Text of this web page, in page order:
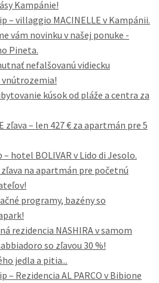
Kampánie!
– villaggio MACINELLE v Kampánii.
vám novinku v našej ponuke -
Pineta.
nefalšovanú vidiecku
kúsok od pláže a centra za
zľava – len 427 € za apartmán pre 5
– hotel BOLIVAR v Lido di Jesolo.
zľava na apartmán pre početnú
programy, bazény so
rezidencia NASHIRA v samom
so zľavou 30 %!
jedla a pitia...
– Rezidencia AL PARCO v Bibione